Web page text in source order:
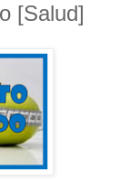
[Salud]